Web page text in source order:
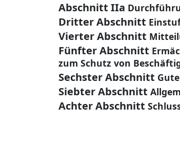
Abschnitt IIa
Dritter Abschnitt
Vierter Abschnitt
Fünfter Abschnitt
zum Schutz von
Sechster Abschnitt
Siebter Abschnitt
Achter Abschnitt